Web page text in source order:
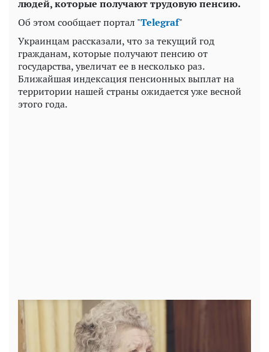
людей, которые получают трудовую пенсию.
Об этом сообщает портал "Telegraf"
Украинцам рассказали, что за текущий год
гражданам, которые получают пенсию от
государства, увеличат ее в несколько раз.
Ближайшая индексация пенсионных выплат на
территории нашей страны ожидается уже весной
этого года.